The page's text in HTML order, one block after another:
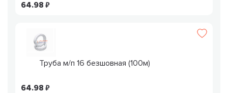
64.98
Труба м/п 16 безшовная (100м)
64.98